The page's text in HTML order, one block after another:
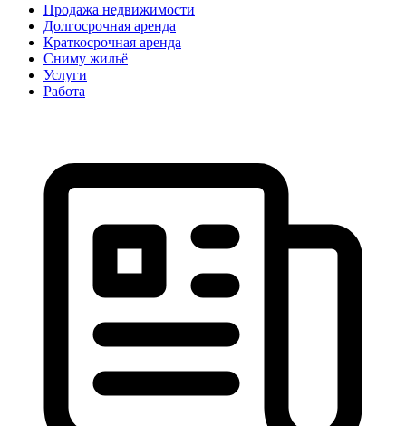
Продажа недвижимости
Долгосрочная аренда
Краткосрочная аренда
Сниму жильё
Услуги
Работа